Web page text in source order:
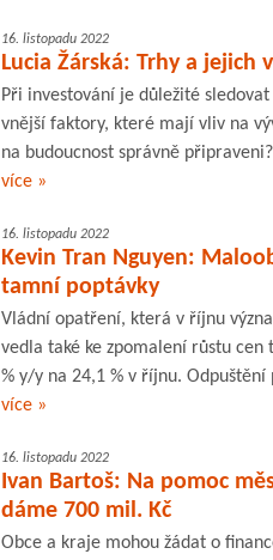
16. listopadu 2022
Lucia Žárská: Trhy a jejich
Při investování je důležité
vnější faktory, které mají vliv na
na budoucnost správně připraveni?
více »
16. listopadu 2022
Kevin Tran Nguyen:
tamní poptávky
Vládní opatření, která v říjnu
vedla také ke zpomalení růstu cen
% y/y na 24,1 % v říjnu.
více »
16. listopadu 2022
Ivan Bartoš: Na pomoc
dáme 700 mil. Kč
Obce a kraje mohou žádat o